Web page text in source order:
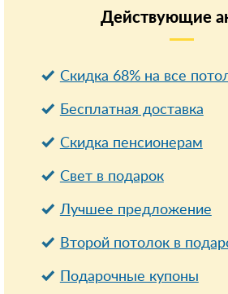
Действующие
Скидка 68% на все
Бесплатная доставка
Cкидка пенсионерам
Свет в подарок
Лучшее предложение
Второй потолок в
Подарочные купоны